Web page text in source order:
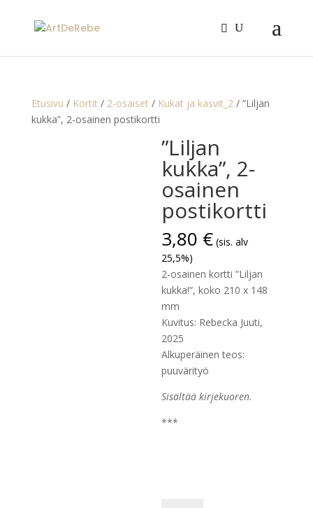
Etusivu / Kortit / 2-osaiset / Kukat ja kasvit_2/ ”Liljan
kukka”, 2-osainen postikortti
”Liljan
kukka”, 2-
osainen
postikortti
3,80 € (sis. alv
25,5%)
2-osainen kortti ”Liljan
kukka!”, koko 210 x 148
mm
Kuvitus: Rebecka Juuti,
2025
Alkuperäinen teos:
puuvärityö
Sisältää kirjekuoren.
***